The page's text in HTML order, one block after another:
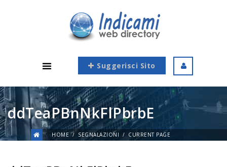
Suggerisci Sito
ddTeaPBnNkFlPbrbE
HOME SEGNALAZIONI CURRENT PAGE